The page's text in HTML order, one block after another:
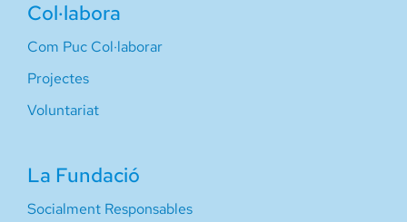
Col·labora
Com Puc Col·laborar
Projectes
Voluntariat
La Fundació
Socialment Responsables